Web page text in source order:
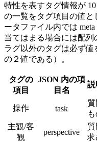
特性を表すタグ情報が
の一覧をタグ項目の値と
ータファイル内では
当てはまる場合には配
ラグ以外のタグは必ず値
の２値である）。
タグの
項目
JSON 内の項
目名
説
操作 task
主観/客
観
perspective
求